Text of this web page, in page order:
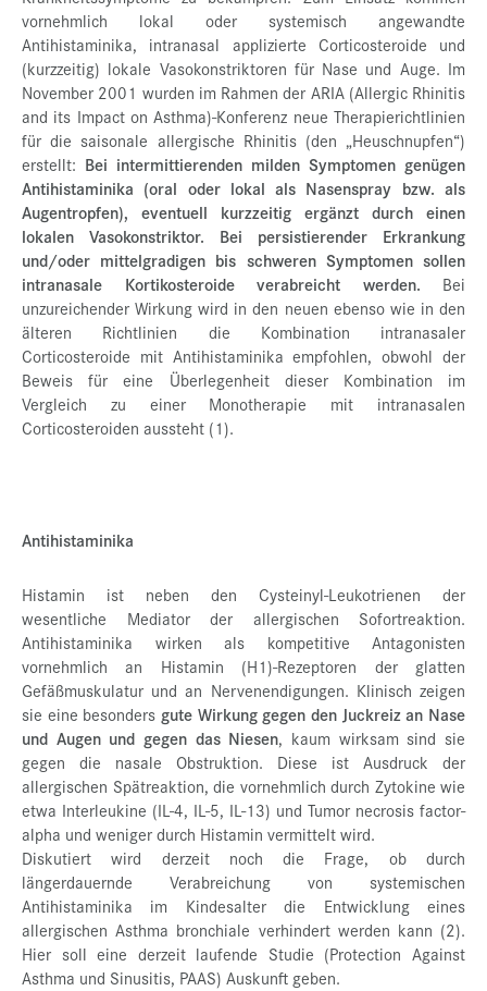
vornehmlich lokal oder systemisch angewandte
Antihistaminika, intranasal applizierte Corticosteroide und
(kurzzeitig) lokale Vasokonstriktoren für Nase und Auge. Im
November 2001 wurden im Rahmen der ARIA (Allergic Rhinitis
and its Impact on Asthma)-Konferenz neue Therapierichtlinien
für die saisonale allergische Rhinitis (den „Heuschnupfen“)
erstellt: Bei intermittierenden milden Symptomen genügen
Antihistaminika (oral oder lokal als Nasenspray bzw. als
Augentropfen), eventuell kurzzeitig ergänzt durch einen
lokalen Vasokonstriktor.
Bei persistierender Erkrankung
und/oder mittelgradigen bis schweren Symptomen sollen
intranasale Kortikosteroide verabreicht werden. Bei
unzureichender Wirkung wird in den neuen ebenso wie in den
älteren Richtlinien die Kombination intranasaler
Corticosteroide mit Antihistaminika empfohlen, obwohl der
Beweis für eine Überlegenheit dieser Kombination im
Vergleich zu einer Monotherapie mit intranasalen
Corticosteroiden aussteht (1).
Antihistaminika
Histamin ist neben den Cysteinyl-Leukotrienen der
wesentliche Mediator der allergischen Sofortreaktion.
Antihistaminika wirken als kompetitive Antagonisten
vornehmlich an Histamin (H1)-Rezeptoren der glatten
Gefäßmuskulatur und an Nervenendigungen. Klinisch zeigen
sie eine besonders gute Wirkung gegen den Juckreiz an Nase
und Augen und gegen das Niesen, kaum wirksam sind sie
gegen die nasale Obstruktion. Diese ist Ausdruck der
allergischen Spätreaktion, die vornehmlich durch Zytokine wie
etwa Interleukine (IL-4, IL-5, IL-13) und Tumor necrosis factor-
alpha und weniger durch Histamin vermittelt wird.
Diskutiert wird derzeit noch die Frage, ob durch
längerdauernde Verabreichung von systemischen
Antihistaminika im Kindesalter die Entwicklung eines
allergischen Asthma bronchiale verhindert werden kann (2).
Hier soll eine derzeit laufende Studie (Protection Against
Asthma und Sinusitis, PAAS) Auskunft geben.